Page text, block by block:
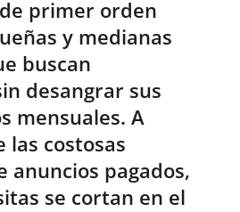
primer orden
y medianas
buscan
desangrar sus
mensuales. A
las costosas
anuncios pagados,
se cortan en el